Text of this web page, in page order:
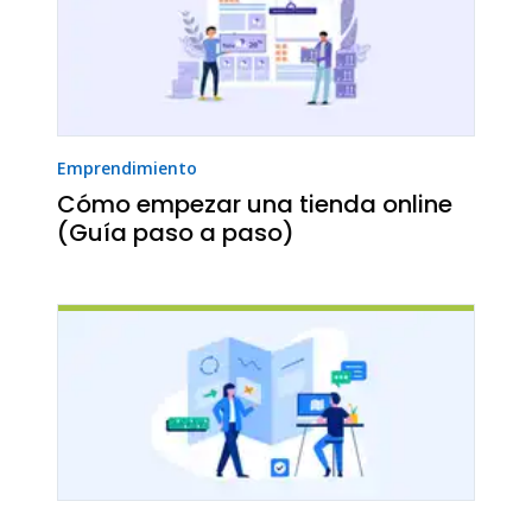
Emprendimiento
Cómo empezar una tienda online
(Guía paso a paso)